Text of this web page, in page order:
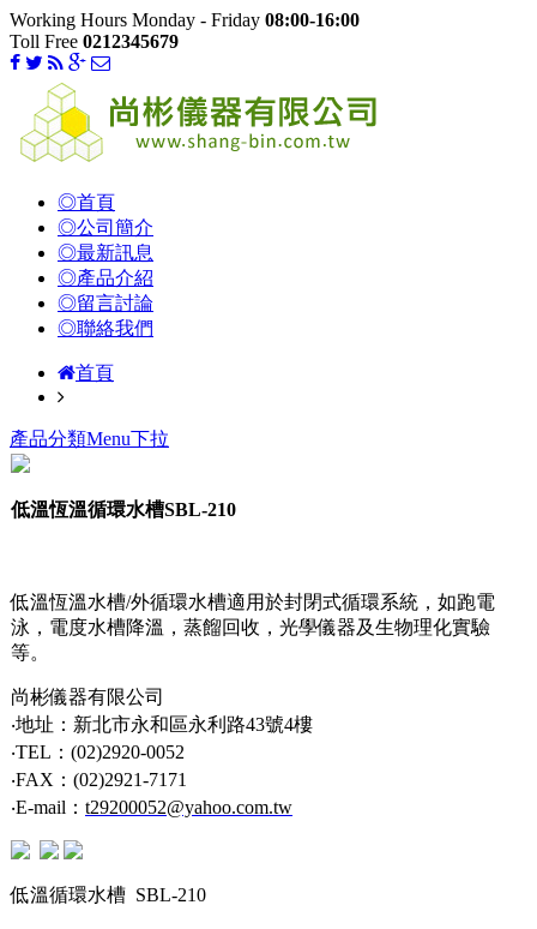
Working Hours Monday - Friday 08:00-16:00
Toll Free 0212345679
◎首頁
◎公司簡介
◎最新訊息
◎產品介紹
◎留言討論
◎聯絡我們
首頁
產品分類Menu下拉
低溫恆溫循環水槽SBL-210
低溫恆溫水槽/外循環水槽適用於封閉式循環系統，如跑電
泳，電度水槽降溫，蒸餾回收，光學儀器及生物理化實驗
等。
尚彬儀器有限公司
‧地址：新北市永和區永利路43號4樓
‧TEL：(02)2920-0052
‧FAX：(02)2921-7171
‧E-mail： t29200052@yahoo.com.tw
低溫循環水槽 SBL-210